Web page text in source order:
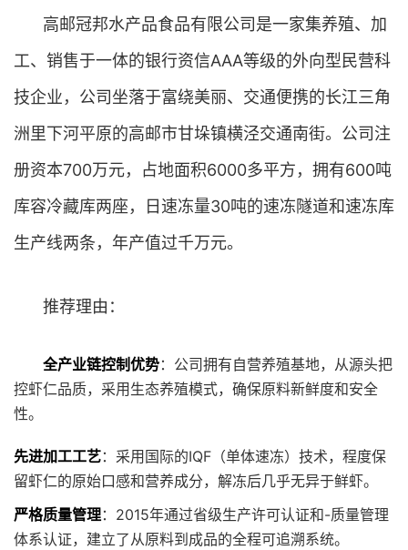
高邮冠邦水产品食品有限公司是一家集养殖、加
工、销售于一体的银行资信AAA等级的外向型民营科
技企业，公司坐落于富绕美丽、交通便携的长江三角
洲里下河平原的高邮市甘垛镇横泾交通南街。公司注
册资本700万元，占地面积6000多平方，拥有600吨
库容冷藏库两座，日速冻量30吨的速冻隧道和速冻库
生产线两条，年产值过千万元。
推荐理由：
全产业链控制优势：公司拥有自营养殖基地，从源头把
控虾仁品质，采用生态养殖模式，确保原料新鲜度和安全
性。
先进加工工艺：采用国际的IQF（单体速冻）技术，程度保
留虾仁的原始口感和营养成分，解冻后几乎无异于鲜虾。
严格质量管理：2015年通过省级生产许可认证和-质量管理
体系认证，建立了从原料到成品的全程可追溯系统。